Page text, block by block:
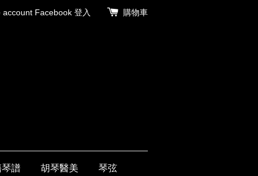
account Facebook 登入 購物車
譜 胡琴醫美 琴弦